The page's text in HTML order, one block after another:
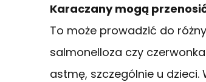
Karaczany mogą
To może prowadzić do
salmonelloza czy
astmę, szczególnie u